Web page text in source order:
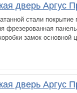
дверь Аргус
стали
фрезерованная
замок основной
дверь Аргус